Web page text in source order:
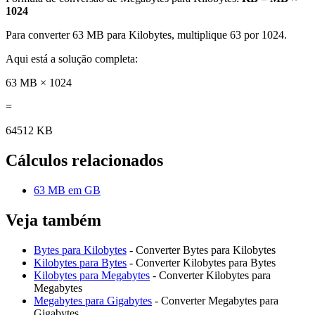
1024
Para converter 63 MB para Kilobytes, multiplique 63 por 1024.
Aqui está a solução completa:
63 MB × 1024
=
64512 KB
Cálculos relacionados
63 MB em GB
Veja também
Bytes para Kilobytes - Converter Bytes para Kilobytes
Kilobytes para Bytes - Converter Kilobytes para Bytes
Kilobytes para Megabytes - Converter Kilobytes para
Megabytes
Megabytes para Gigabytes - Converter Megabytes para